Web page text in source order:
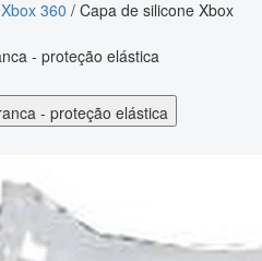
Xbox 360 / Capa de silicone Xbox